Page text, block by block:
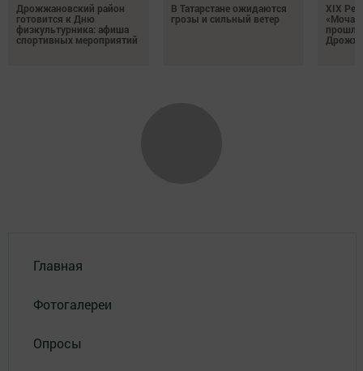
Дрожжановский район
готовится к Дню
физкультурника: афиша
спортивных мероприятий
В Татарстане ожидаются
грозы и сильный ветер
XIX
Главная
Фотогалереи
Опросы